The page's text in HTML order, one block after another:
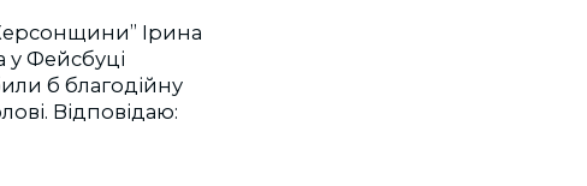
Херсонщини” Ірина
у Фейсбуці
б благодійну
Відповідаю: